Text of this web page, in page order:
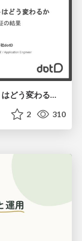
Playwright × AI Agent でE2Eテストはどう変わるか AI駆動テストの可能性と実用検証の結果 _0721
2 310